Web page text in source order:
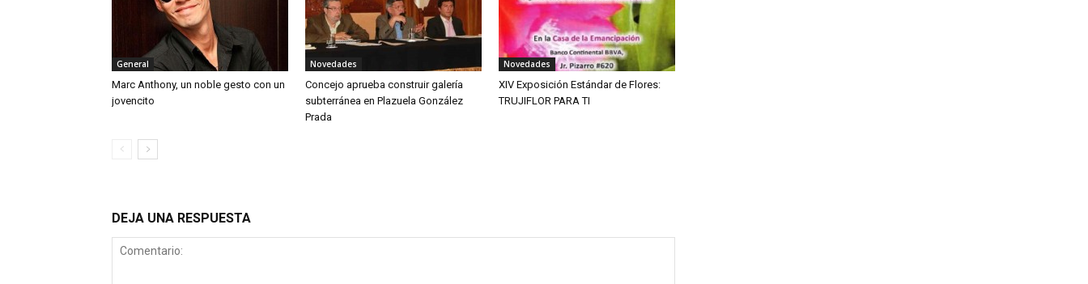
General
Marc Anthony, un noble gesto con un
jovencito
Novedades
Concejo aprueba construir galería
subterránea en Plazuela González
Prada
Novedades
XIV Exposición Estándar de Flores:
TRUJIFLOR PARA TI
DEJA UNA RESPUESTA